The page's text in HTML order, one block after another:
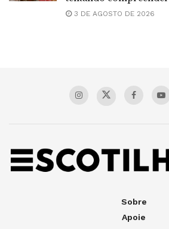
3 DE AGOSTO DE 2026
Sobre
Apoie